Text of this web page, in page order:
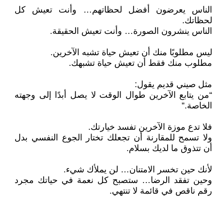
الناس يعرضون أفضل لحظاتهم… وأنت تعيش كل
لحظاتك.
الناس ينشرون الصورة… وأنت تعيش الحقيقة.
ليس مطلوبًا منك أن تعيش حياة تشبه الآخرين.
مطلوب منك فقط أن تعيش حياة تشبهك.
مثل صيني قديم يقول:
“من يتابع الآخرين طوال الوقت لا يصل أبدًا إلى وجهته
الخاصة.”
فلا تدع موزة الآخرين تفسد خيارتك.
ولا تسمح للمقارنة أن تجعلك تختار الجوع النفسي بدل
أن تتذوق ما لديك بسلام.
لأنك حين تخسر الامتنان… لن يملأك شيء.
وحين تفقد الرضا… ستصبح كل نعمة في حياتك مجرد
رقم ناقص في قائمة لا تنتهي.